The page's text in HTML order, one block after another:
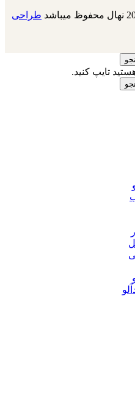
طراحی
تایپ کنید.